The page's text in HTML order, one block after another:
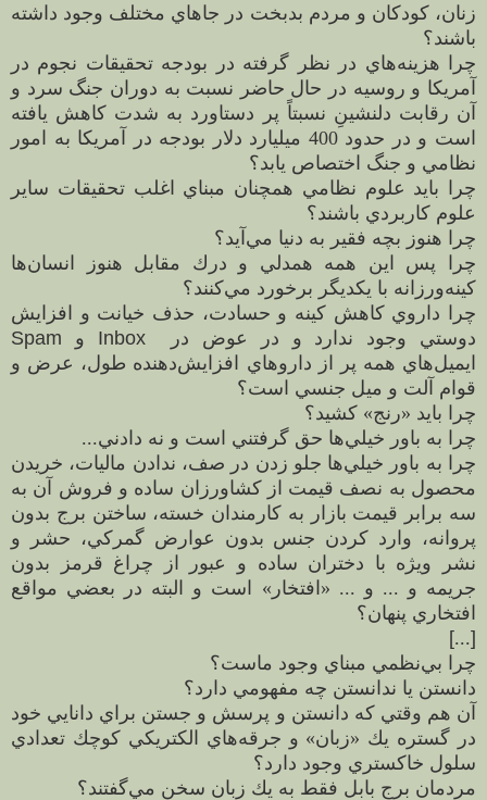
زنان، كودكان و مردم بدبخت در جاهاي مختلف وجود داشته
باشند؟
چرا هزينه‌هاي در نظر گرفته در بودجه تحقيقات نجوم در
آمريكا و روسيه در حال حاضر نسبت به دوران جنگ سرد و
آن رقابت دلنشينِ نسبتاً پر دستاورد به شدت كاهش يافته
است و در حدود 400 ميليارد دلار بودجه در آمريكا به امور
نظامي و جنگ اختصاص يابد؟
چرا بايد علوم نظامي همچنان مبناي اغلب تحقيقات ساير
علوم كاربردي باشند؟
چرا هنوز بچه فقير به دنيا مي‌آيد؟
چرا پس اين همه همدلي و درك مقابل هنوز انسان‌ها
كينه‌ورزانه با يكديگر برخورد مي‌كنند؟
چرا داروي كاهش كينه و حسادت، حذف خيانت و افزايش
دوستي وجود ندارد و در عوض در
Inbox و Spam
ايميل‌هاي همه پر از داروهاي افزايش‌دهنده طول، عرض و
قوام آلت و ميل جنسي است؟
چرا بايد «رنج» كشيد؟
چرا به باور خيلي‌ها حق گرفتني است و نه دادني...
چرا به باور خيلي‌ها جلو زدن در صف، ندادن ماليات، خريدن
محصول به نصف قيمت از كشاورزان ساده و فروش آن به
سه برابر قيمت بازار به كارمندان خسته، ساختن برج بدون
پروانه، وارد كردن جنس بدون عوارض گمركي، حشر و
نشر وي‍‍ژه با دختران ساده و عبور از چراغ قرمز بدون
جريمه و ... و ... «افتخار» است و البته در بعضي مواقع
افتخاري پنهان؟
]
...
[
چرا بي‌نظمي مبناي وجود ماست؟
دانستن يا ندانستن چه مفهومي دارد؟
آن هم وقتي كه دانستن و پرسش و جستن براي دانايي خود
در گستره يك «زبان» و جرقه‌هاي الكتريكي كوچك تعدادي
سلول خاكستري وجود دارد؟
مردمان برج بابل فقط به يك زبان سخن مي‌گفتند؟